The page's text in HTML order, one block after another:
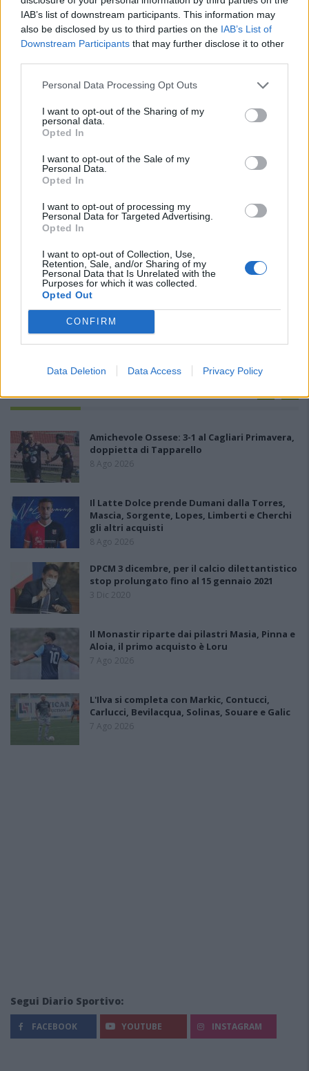
IAB’s list of downstream participants. This information may
also be disclosed by us to third parties on the IAB’s List of
Downstream Participants that may further disclose it to other
Personal Data Processing Opt Outs
I want to opt-out of the Sharing of my
personal data.
Opted In
I want to opt-out of the Sale of my
Personal Data.
Opted In
I want to opt-out of processing my
Personal Data for Targeted Advertising.
Opted In
I want to opt-out of Collection, Use,
Retention, Sale, and/or Sharing of my
Personal Data that Is Unrelated with the
Purposes for which it was collected.
Opted Out
CONFIRM
Data Deletion Data Access Privacy Policy
Amichevole Ossese: 3-1 al Cagliari Primavera,
doppietta di Tapparello
8 Ago 2026
Il Latte Dolce prende Dumani dalla Torres,
Mascia, Sorgente, Lopes, Limberti e Cherchi
gli altri acquisti
8 Ago 2026
DPCM 3 dicembre, per il calcio dilettantistico
stop prolungato fino al 15 gennaio 2021
3 Dic 2020
Il Monastir riparte dai pilastri Masia, Pinna e
Aloia, il primo acquisto è Loru
7 Ago 2026
L'Ilva si completa con Markic, Contucci,
Carlucci, Bevilacqua, Solinas, Souare e Galic
7 Ago 2026
Segui Diario Sportivo:
FACEBOOK YOUTUBE INSTAGRAM